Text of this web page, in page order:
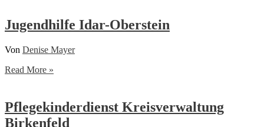
Jugendhilfe Idar-Oberstein
Von Denise Mayer
Jugendhilfe
Read More »
Pflegekinderdienst Kreisverwaltung
Birkenfeld